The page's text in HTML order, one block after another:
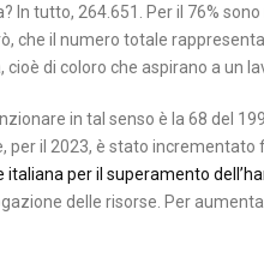
In tutto, 264.651. Per il 76%
che il numero totale
di coloro che aspirano a un
in tal senso è la 68 del
per il 2023, è stato
italiana per il superamento
delle risorse. Per